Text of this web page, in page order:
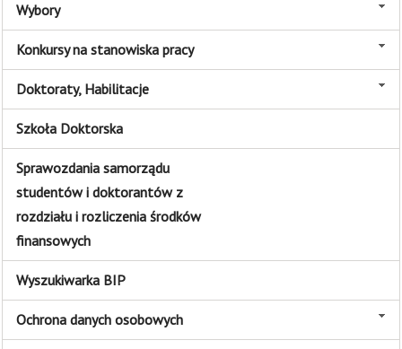
Wybory
Konkursy na stanowiska pracy
Doktoraty, Habilitacje
Szkoła Doktorska
Sprawozdania samorządu
studentów i doktorantów z
rozdziału i rozliczenia środków
finansowych
Wyszukiwarka BIP
Ochrona danych osobowych